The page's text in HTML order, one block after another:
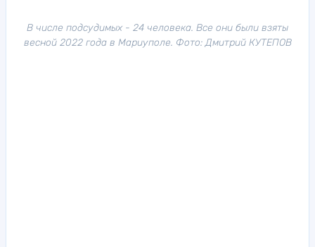
В числе подсудимых - 24 человека. Все они были взяты
весной 2022 года в Мариуполе. Фото: Дмитрий КУТЕПОВ